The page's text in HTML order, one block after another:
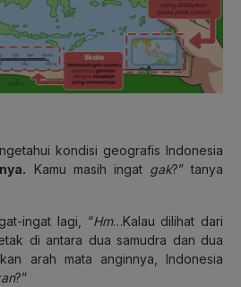
kondisi geografis Indonesia
Kamu masih ingat gak?” tanya
ingat lagi, “Hm…Kalau dilihat dari
di antara dua samudra dan dua
arah mata anginnya, Indonesia
?”